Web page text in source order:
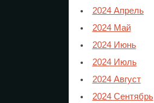
2024 Апрель
2024 Май
2024 Июнь
2024 Июль
2024 Август
2024 Сентябрь